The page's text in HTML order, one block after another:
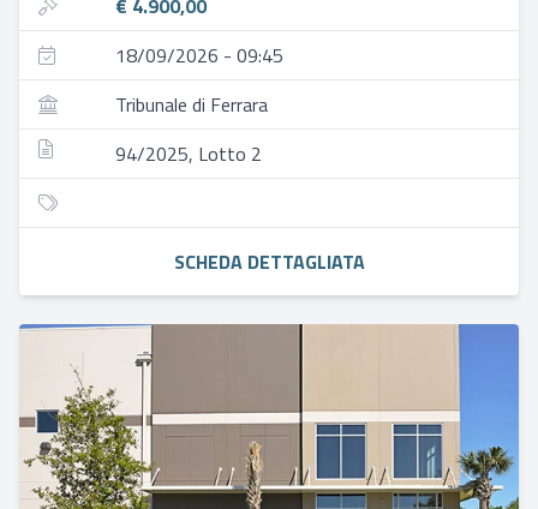
€ 4.900,00
18/09/2026 - 09:45
Tribunale di Ferrara
94/2025, Lotto 2
SCHEDA DETTAGLIATA